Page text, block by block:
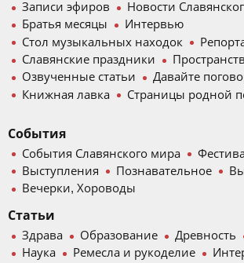
Записи эфиров
Новости
Братья месяцы
Интервью
Стол музыкальных находок
Славянские праздники
Озвученные статьи
Давайте
Книжная лавка
Страницы родной
События
События Славянского мира
Выступления
Познавательное
Вечерки, Хороводы
Статьи
Здрава Образование Древность
Наука
Ремесла и рукоделие